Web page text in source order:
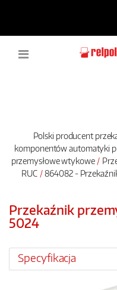
Polski producent
komponentów automatyki
przemysłowe wtykowe
RUC
864082 -
Przekaźnik
5024
Specyfikacja